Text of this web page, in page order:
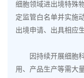
细胞领域进出境特殊
定监管白名单并实施
出境申请、出具相应
因持续开展细胞科
用、产品生产等需大